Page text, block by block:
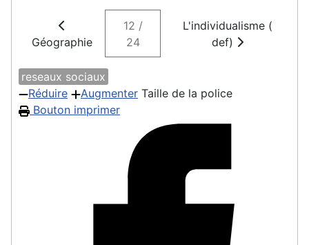
Géographie
12 /
24
L'individualisme (
def)
reseaux sociaux
Réduire
Augmenter Taille de la police
Bouton imprimer